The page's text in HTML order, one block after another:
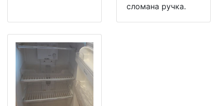
сломана ручка.